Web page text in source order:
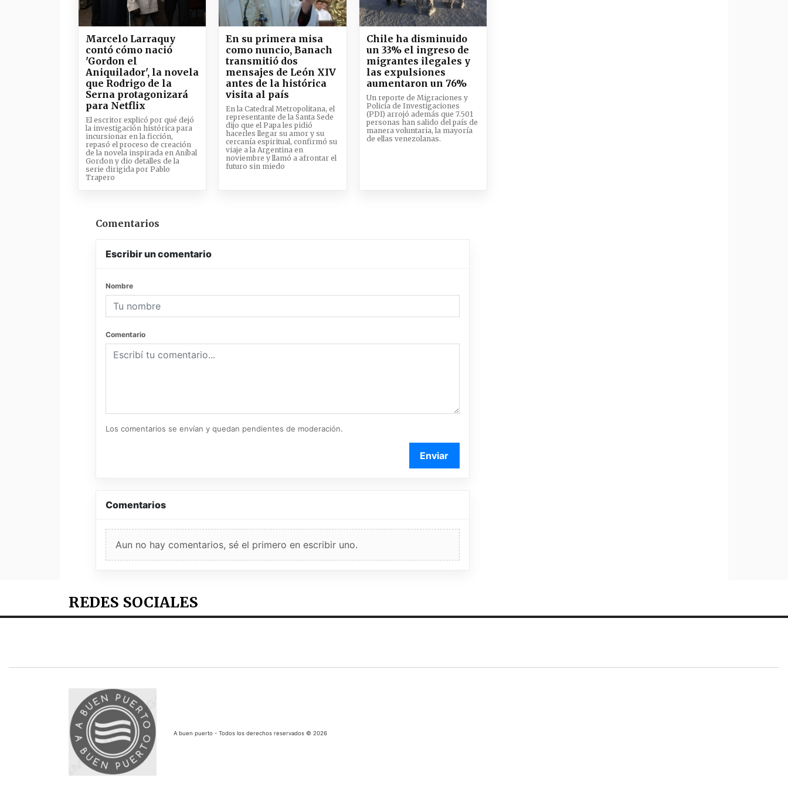
Marcelo Larraquy
contó cómo nació
'Gordon el
Aniquilador', la novela
que Rodrigo de la
Serna protagonizará
para Netflix
El escritor explicó por qué dejó
la investigación histórica para
incursionar en la ficción,
repasó el proceso de creación
de la novela inspirada en Aníbal
Gordon y dio detalles de la
serie dirigida por Pablo
Trapero
En su primera misa
como nuncio, Banach
transmitió dos
mensajes de León XIV
antes de la histórica
visita al país
En la Catedral Metropolitana, el
representante de la Santa Sede
dijo que el Papa les pidió
hacerles llegar su amor y su
cercanía espiritual, confirmó su
viaje a la Argentina en
noviembre y llamó a afrontar el
futuro sin miedo
Chile ha disminuido
un 33% el ingreso de
migrantes ilegales y
las expulsiones
aumentaron un 76%
Un reporte de Migraciones y
Policía de Investigaciones
(PDI) arrojó además que 7.501
personas han salido del país de
manera voluntaria, la mayoría
de ellas venezolanas.
Comentarios
Escribir un comentario
Nombre
Comentario
Los comentarios se envían y quedan pendientes de moderación.
Enviar
Comentarios
Aun no hay comentarios, sé el primero en escribir uno.
REDES SOCIALES
A buen puerto - Todos los derechos reservados © 2026